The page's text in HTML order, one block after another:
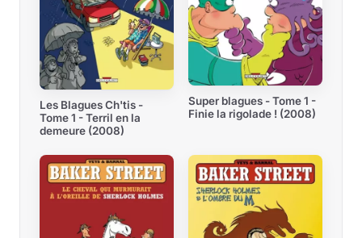
Les Blagues Ch'tis -
Tome 1 - Terril en la
demeure (2008)
Super blagues - Tome 1 -
Finie la rigolade ! (2008)